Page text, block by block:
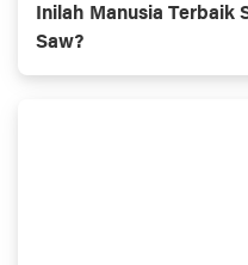
Inilah Manusia Terbaik
Saw?